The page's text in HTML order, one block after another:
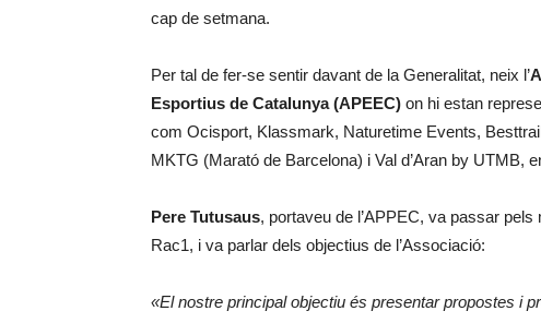
cap de setmana.
Per tal de fer-se sentir davant de la Generalitat, neix l’
Esportius de Catalunya (APEEC) on hi estan
com Ocisport, Klassmark, Naturetime Events,
MKTG (Marató de Barcelona) i Val d’Aran by UTMB,
Pere Tutusaus, portaveu de l’APPEC, va passar
Rac1, i va parlar dels objectius de l’Associació:
«El nostre principal objectiu és presentar propostes i